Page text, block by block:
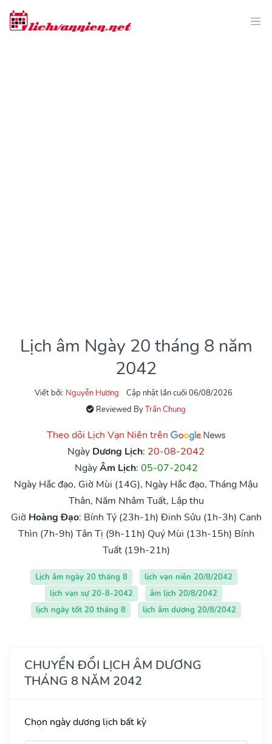
Lịch âm Ngày 20 tháng 8 năm
2042
Viết bởi: Nguyễn Hương
Cập nhật lần cuối 06/08/2026
Reviewed ByTrần Chung
Theo dõi Lịch Vạn Niên trên
Ngày Dương Lịch: 20-08-2042
NgàyÂm Lịch: 05-07-2042
Ngày Hắc đạo, Giờ Mùi (14G), Ngày Hắc đạo, Tháng Mậu
Thân, Năm Nhâm Tuất, Lập thu
Giờ Hoàng Đạo: Bính Tý (23h-1h) Đinh Sửu (1h-3h) Canh
Thìn (7h-9h) Tân Tị (9h-11h) Quý Mùi (13h-15h) Bính
Tuất (19h-21h)
Lịch âm ngày 20 tháng 8
lịch vạn niên 20/8/2042
lịch vạn sự 20-8-2042
âm lịch 20/8/2042
lịch ngày tốt 20 tháng 8
lịch âm dương 20/8/2042
CHUYỂN ĐỔI LỊCH ÂM DƯƠNG
THÁNG 8 NĂM 2042
Chọn ngày dương lịch bất kỳ